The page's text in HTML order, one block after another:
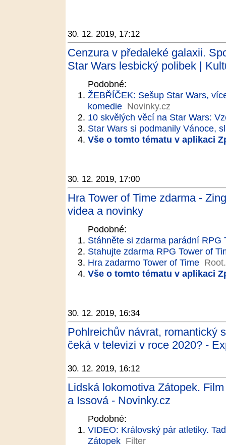
30. 12. 2019, 17:12
Cenzura v předaleké galaxii.
Star Wars lesbický polibek |
Podobné:
ŽEBŘÍČEK: Sešup Star Wars,
komedie Novinky.cz
10 skvělých věcí na Star Wars:
Star Wars si podmanily Vánoce,
Vše o tomto tématu v aplikaci
30. 12. 2019, 17:00
Hra Tower of Time zdarma -
videa a novinky
Podobné:
Stáhněte si zdarma parádní RPG
Stahujte zdarma RPG Tower of
Hra zadarmo Tower of Time
Vše o tomto tématu v aplikaci
30. 12. 2019, 16:34
Pohlreichův návrat, romantický
čeká v televizi v roce 2020? -
30. 12. 2019, 16:12
Lidská lokomotiva Zátopek.
a Issová - Novinky.cz
Podobné:
VIDEO: Královský pár atletiky.
Zátopek Filter